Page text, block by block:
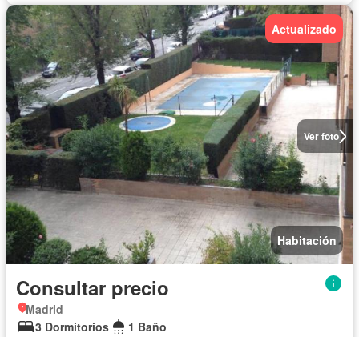
Ver foto
Actualizado
Habitación
Consultar precio
Madrid
3 Dormitorios
1 Baño